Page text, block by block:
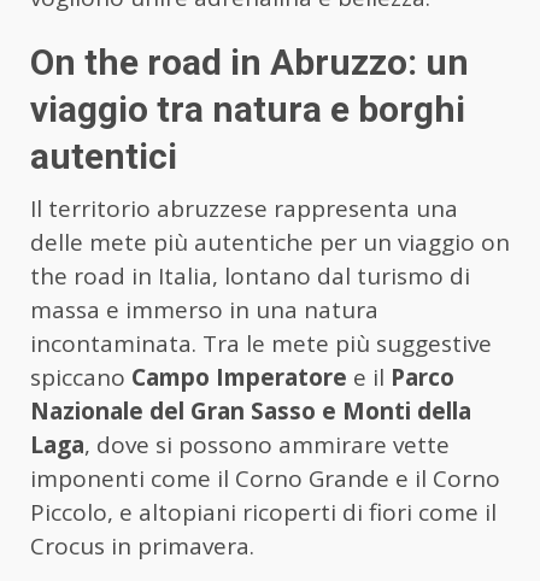
On the road in Abruzzo: un
viaggio tra natura e borghi
autentici
Il territorio abruzzese rappresenta una
delle mete più autentiche per un viaggio on
the road in Italia, lontano dal turismo di
massa e immerso in una natura
incontaminata. Tra le mete più suggestive
spiccano Campo Imperatore e il Parco
Nazionale del Gran Sasso e Monti della
Laga, dove si possono ammirare vette
imponenti come il Corno Grande e il Corno
Piccolo, e altopiani ricoperti di fiori come il
Crocus in primavera.